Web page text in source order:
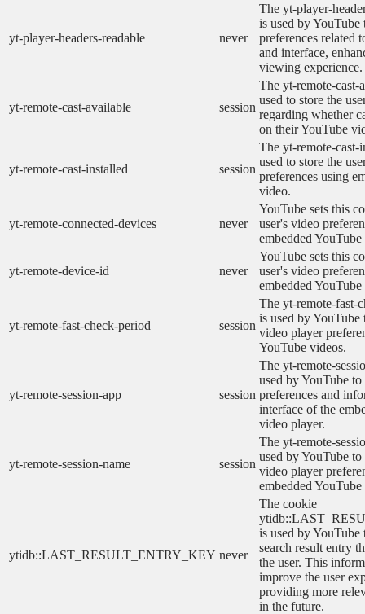
yt-player-headers-readable never
The yt-player-
is used by YouTube
preferences related
and interface,
viewing experience.
yt-remote-cast-available session
The yt-remote-cast-
used to store the
regarding whether
on their YouTube
yt-remote-cast-installed session
The yt-remote-cast-
used to store the
preferences using
video.
yt-remote-connected-devices never
YouTube sets this
user's video
embedded
yt-remote-device-id never
YouTube sets this
user's video
embedded
yt-remote-fast-check-period session
The yt-remote-fast-
is used by YouTube
video player
YouTube videos.
yt-remote-session-app session
The yt-remote-
used by YouTube to
preferences and
interface of the
video player.
yt-remote-session-name session
The yt-remote-
used by YouTube to
video player
embedded
ytidb::LAST_RESULT_ENTRY_KEY never
The cookie
is used by YouTube
search result entry
the user. This
improve the user
providing more
in the future.